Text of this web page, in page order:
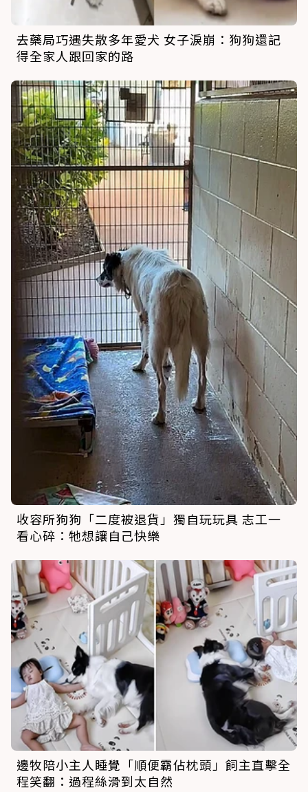
去藥局巧遇失散多年愛犬 女子淚崩：狗狗還記
得全家人跟回家的路
收容所狗狗「二度被退貨」獨自玩玩具 志工一
看心碎：牠想讓自己快樂
邊牧陪小主人睡覺「順便霸佔枕頭」飼主直擊全
程笑翻：過程絲滑到太自然